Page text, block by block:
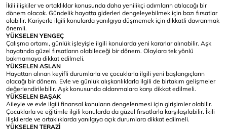
İkili ilişkiler ve ortaklıklar konusunda daha yenilikçi adımların atılacağı bir
dönem olacak. Gündelik hayatta giderleri dengeleyebilmek için bazı fırsatlar
olabilir. Kariyerle ilgili konularda yanılgıya düşmemek için dikkatli davranmak
önemli.
YÜKSELEN YENGEÇ
Çalışma ortamı, günlük işleyişle ilgili konularda yeni kararlar alınabilir. Aşk
hayatında güzel fırsatların olabileceği bir dönem. Olaylara tek yönlü
bakmamaya dikkat edilmeli.
YÜKSELEN ASLAN
Hayattan alınan keyifli durumlarla ve çocuklarla ilgili yeni başlangıçların
olacağı bir dönem. Evle ve günlük alışkanlıklarla ilgili de birtakım gelişmeler
değerlendirilebilir. Aşk konusunda aldanmalara karşı dikkat edilmeli.
YÜKSELEN BAŞAK
Aileyle ve evle ilgili finansal konuların dengelenmesi için girişimler olabilir.
Çocuklarla ve eğitimle ilgili konularda da güzel fırsatlarla karşılaşılabilir. İkili
ilişkilerde ve ortaklıklarda yanılgıya açık durumlara dikkat edilmeli.
YÜKSELEN TERAZİ